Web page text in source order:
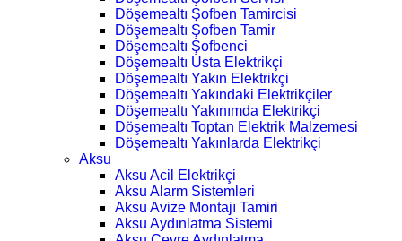
Döşemealtı Şofben Tamircisi
Döşemealtı Şofben Tamir
Döşemealtı Şofbenci
Döşemealtı Usta Elektrikçi
Döşemealtı Yakın Elektrikçi
Döşemealtı Yakındaki Elektrikçiler
Döşemealtı Yakınımda Elektrikçi
Döşemealtı Toptan Elektrik Malzemesi
Döşemealtı Yakınlarda Elektrikçi
Aksu
Aksu Acil Elektrikçi
Aksu Alarm Sistemleri
Aksu Avize Montajı Tamiri
Aksu Aydınlatma Sistemi